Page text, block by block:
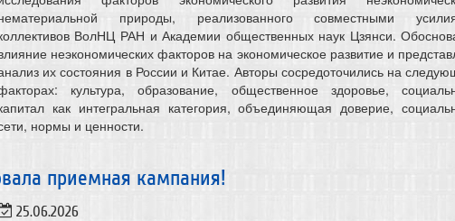
природы, реализованного совместными
ВолНЦ РАН и Академии общественных наук Цзянси.
неэкономических факторов на экономическое развитие и
их состояния в России и Китае. Авторы сосредоточились на
культура, образование, общественное здоровье,
как интегральная категория, объединяющая доверие,
нормы и ценности.
приемная кампания!
25.06.2026